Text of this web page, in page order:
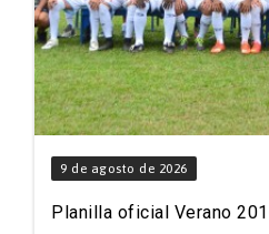
9 de agosto de 2026
Planilla oficial Verano